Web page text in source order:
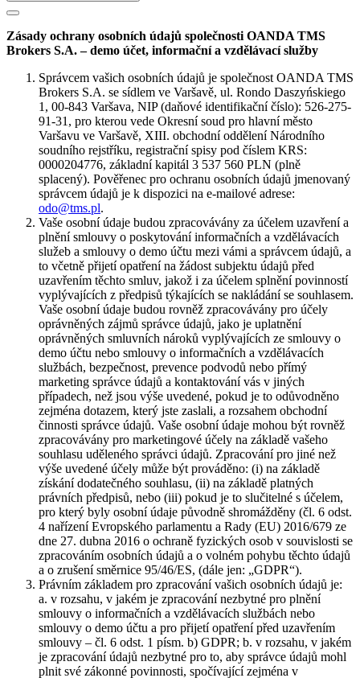
Zásady ochrany osobních údajů společnosti OANDA TMS
Brokers S.A. – demo účet, informační a vzdělávací služby
Správcem vašich osobních údajů je společnost OANDA TMS
Brokers S.A. se sídlem ve Varšavě, ul. Rondo Daszyńskiego
1, 00-843 Varšava, NIP (daňové identifikační číslo): 526-275-
91-31, pro kterou vede Okresní soud pro hlavní město
Varšavu ve Varšavě, XIII. obchodní oddělení Národního
soudního rejstříku, registrační spisy pod číslem KRS:
0000204776, základní kapitál 3 537 560 PLN (plně
splacený). Pověřenec pro ochranu osobních údajů jmenovaný
správcem údajů je k dispozici na e-mailové adrese:
odo@tms.pl.
Vaše osobní údaje budou zpracovávány za účelem uzavření a
plnění smlouvy o poskytování informačních a vzdělávacích
služeb a smlouvy o demo účtu mezi vámi a správcem údajů, a
to včetně přijetí opatření na žádost subjektu údajů před
uzavřením těchto smluv, jakož i za účelem splnění povinností
vyplývajících z předpisů týkajících se nakládání se souhlasem.
Vaše osobní údaje budou rovněž zpracovávány pro účely
oprávněných zájmů správce údajů, jako je uplatnění
oprávněných smluvních nároků vyplývajících ze smlouvy o
demo účtu nebo smlouvy o informačních a vzdělávacích
službách, bezpečnost, prevence podvodů nebo přímý
marketing správce údajů a kontaktování vás v jiných
případech, než jsou výše uvedené, pokud je to odůvodněno
zejména dotazem, který jste zaslali, a rozsahem obchodní
činnosti správce údajů. Vaše osobní údaje mohou být rovněž
zpracovávány pro marketingové účely na základě vašeho
souhlasu uděleného správci údajů. Zpracování pro jiné než
výše uvedené účely může být prováděno: (i) na základě
získání dodatečného souhlasu, (ii) na základě platných
právních předpisů, nebo (iii) pokud je to slučitelné s účelem,
pro který byly osobní údaje původně shromážděny (čl. 6 odst.
4 nařízení Evropského parlamentu a Rady (EU) 2016/679 ze
dne 27. dubna 2016 o ochraně fyzických osob v souvislosti se
zpracováním osobních údajů a o volném pohybu těchto údajů
a o zrušení směrnice 95/46/ES, (dále jen: „GDPR“).
Právním základem pro zpracování vašich osobních údajů je:
a. v rozsahu, v jakém je zpracování nezbytné pro plnění
smlouvy o informačních a vzdělávacích službách nebo
smlouvy o demo účtu a pro přijetí opatření před uzavřením
smlouvy – čl. 6 odst. 1 písm. b) GDPR; b. v rozsahu, v jakém
je zpracování údajů nezbytné pro to, aby správce údajů mohl
plnit své zákonné povinnosti, spočívající zejména v